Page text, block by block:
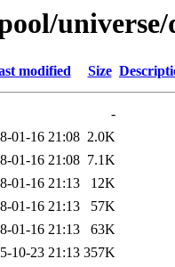
modified Size
-
01-16 21:08 2.0K
01-16 21:08 7.1K
01-16 21:13
12K
01-16 21:13
57K
01-16 21:13
63K
10-23 21:13 357K